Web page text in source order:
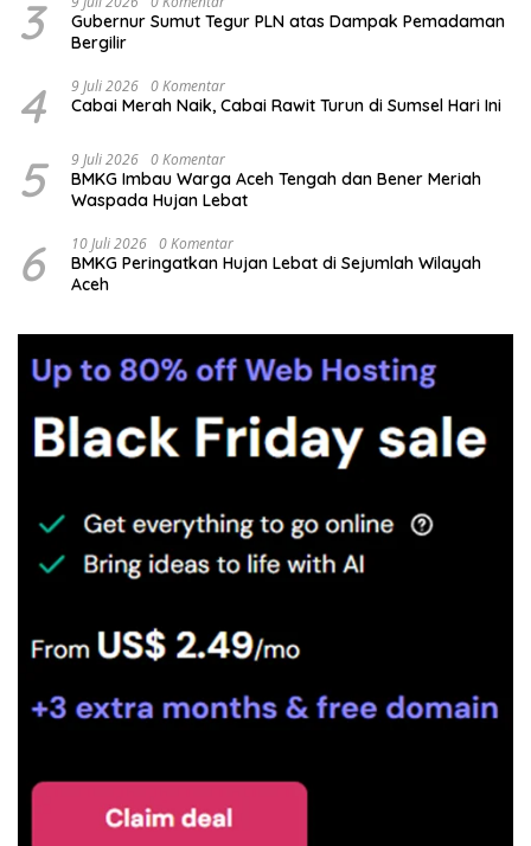
3
Gubernur Sumut Tegur PLN atas Dampak Pemadaman
Bergilir
4 9 Juli 2026 0 Komentar
Cabai Merah Naik, Cabai Rawit Turun di Sumsel Hari Ini
5 9 Juli 2026 0 Komentar
BMKG Imbau Warga Aceh Tengah dan Bener Meriah
Waspada Hujan Lebat
6 10 Juli 2026 0 Komentar
BMKG Peringatkan Hujan Lebat di Sejumlah Wilayah
Aceh